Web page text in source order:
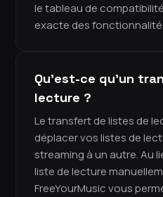
le tableau de
exacte des
Qu'est-ce qu'un
lecture ?
Le transfert de listes de
déplacer vos listes de
streaming à un autre. Au
liste de lecture
FreeYourMusic vous